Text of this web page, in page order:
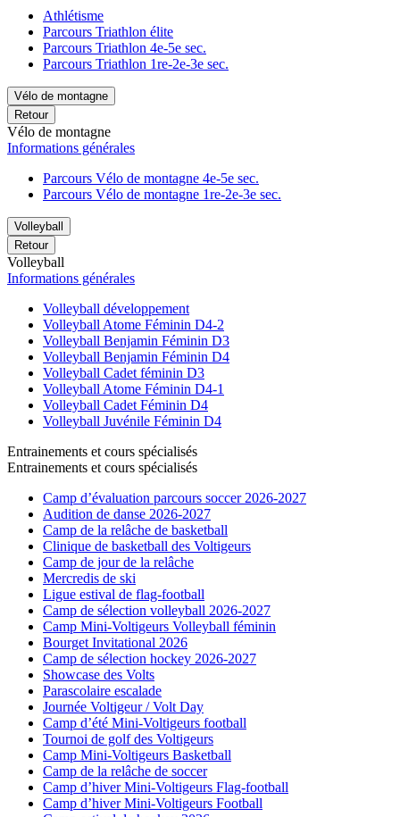
Athlétisme
Parcours Triathlon élite
Parcours Triathlon 4e-5e sec.
Parcours Triathlon 1re-2e-3e sec.
Vélo de montagne
Retour
Vélo de montagne
Informations générales
Parcours Vélo de montagne 4e-5e sec.
Parcours Vélo de montagne 1re-2e-3e sec.
Volleyball
Retour
Volleyball
Informations générales
Volleyball développement
Volleyball Atome Féminin D4-2
Volleyball Benjamin Féminin D3
Volleyball Benjamin Féminin D4
Volleyball Cadet féminin D3
Volleyball Atome Féminin D4-1
Volleyball Cadet Féminin D4
Volleyball Juvénile Féminin D4
Entrainements et cours spécialisés
Entrainements et cours spécialisés
Camp d’évaluation parcours soccer 2026-2027
Audition de danse 2026-2027
Camp de la relâche de basketball
Clinique de basketball des Voltigeurs
Camp de jour de la relâche
Mercredis de ski
Ligue estival de flag-football
Camp de sélection volleyball 2026-2027
Camp Mini-Voltigeurs Volleyball féminin
Bourget Invitational 2026
Camp de sélection hockey 2026-2027
Showcase des Volts
Parascolaire escalade
Journée Voltigeur / Volt Day
Camp d’été Mini-Voltigeurs football
Tournoi de golf des Voltigeurs
Camp Mini-Voltigeurs Basketball
Camp de la relâche de soccer
Camp d’hiver Mini-Voltigeurs Flag-football
Camp d’hiver Mini-Voltigeurs Football